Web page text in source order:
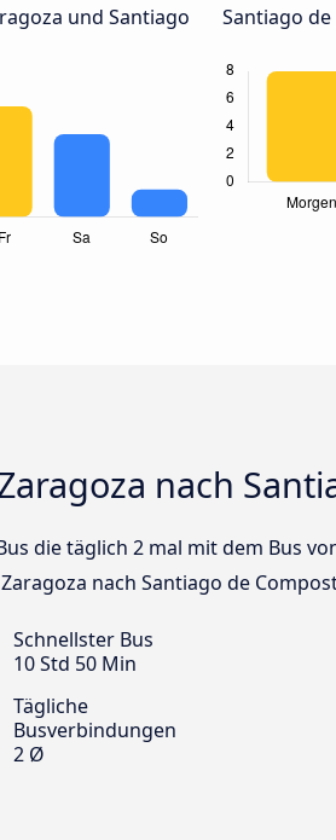
und Santiago
Santiago
nach
die täglich 2 mal mit dem Bus
nach Santiago de
Schnellster Bus
10 Std 50 Min
Tägliche
Busverbindungen
2 Ø